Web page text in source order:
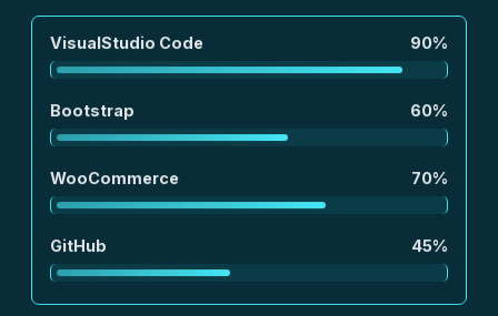
VisualStudio Code 90%
Bootstrap 60%
WooCommerce 70%
GitHub 45%